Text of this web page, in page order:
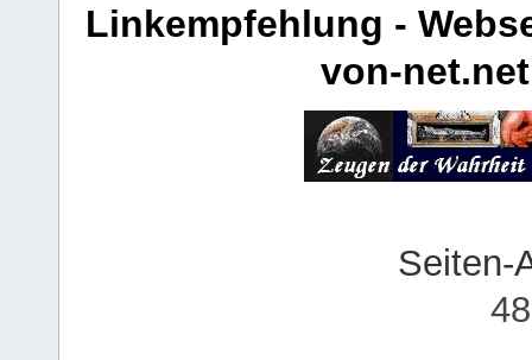
Linkempfehlung -
von-net.net
Seiten-